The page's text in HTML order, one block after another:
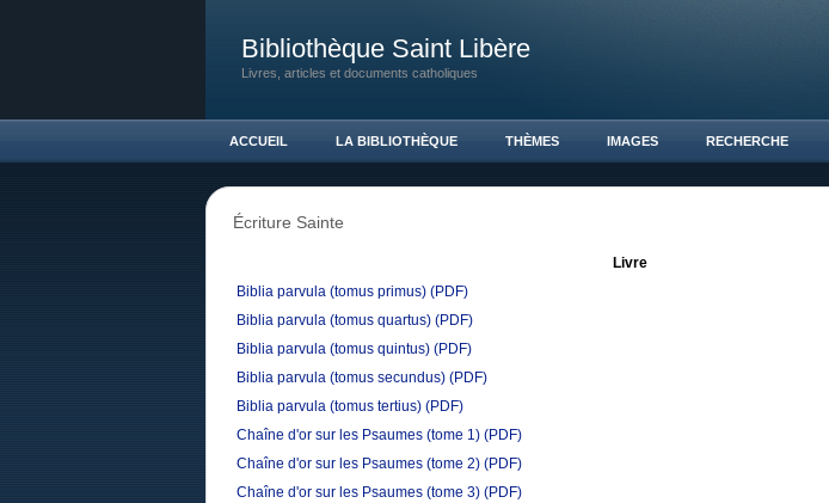
Bibliothèque Saint Libère
Livres, articles et documents catholiques
ACCUEIL LA BIBLIOTHÈQUE THÈMES IMAGES RECHERCHE
Écriture Sainte
Livre
Biblia parvula (tomus primus) (PDF)
Biblia parvula (tomus quartus) (PDF)
Biblia parvula (tomus quintus) (PDF)
Biblia parvula (tomus secundus) (PDF)
Biblia parvula (tomus tertius) (PDF)
Chaîne d'or sur les Psaumes (tome 1) (PDF)
Chaîne d'or sur les Psaumes (tome 2) (PDF)
Chaîne d'or sur les Psaumes (tome 3) (PDF)